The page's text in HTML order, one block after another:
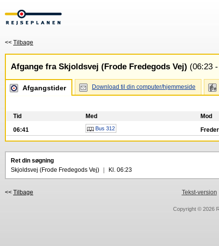
<< Tilbage
Afgange fra Skjoldsvej (Frode Fredegods Vej) (06:23
Afgangstider Download til din computer/hjemmeside
Tid Med
Mod
06:41
Bus 312
Ret din søgning
Skjoldsvej (Frode Fredegods Vej)
Kl. 06:23
<< Tilbage Tekst-version
Copyright © 2026